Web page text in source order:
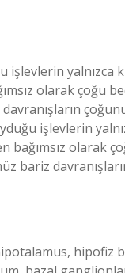
yalnızca
olarak çoğu
işlevlerin
olarak
bariz
hipofiz